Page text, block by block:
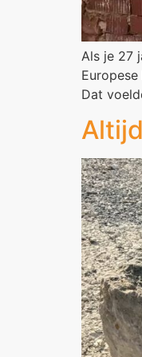
Als je 27
Dat